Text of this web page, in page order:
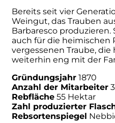
Bereits seit vier
Weingut, das Trauben
Barbaresco
auch für die heimischen
vergessenen Traube,
weiterhin eng mit der
Gründungsjahr 1870
Anzahl der Mitarbeiter
Rebfläche 55 Hektar
Zahl produzierter
Rebsortenspiegel
Pinino
Poderi di Lea
Poderi Parpinello
Poggio Argentiera
Pra